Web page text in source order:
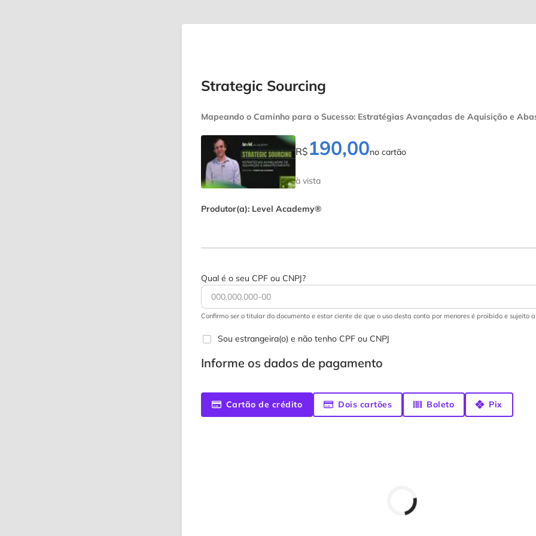
Strategic Sourcing
Mapeando o Caminho para o Sucesso: Estratégias Avançadas de Aquisição e
R$ 190,00no cartão
à vista
Produtor(a): Level Academy®
Qual é o seu CPF ou CNPJ?
Confirmo ser o titular do documento e estar ciente de que o uso desta conta por menores é proibido e sujeito a
Sou estrangeira(o) e não tenho CPF ou CNPJ
Informe os dados de pagamento
Cartão de crédito Dois cartões Boleto Pix